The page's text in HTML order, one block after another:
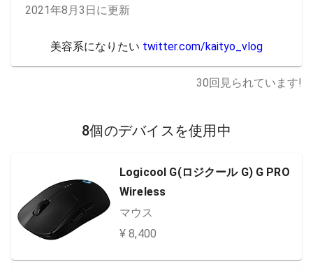
2021年8月3日に更新
美容系になりたい twitter.com/kaityo_vlog
30回見られています!
8個のデバイスを使用中
Logicool G(ロジクール G) G PRO
Wireless
マウス
¥ 8,400